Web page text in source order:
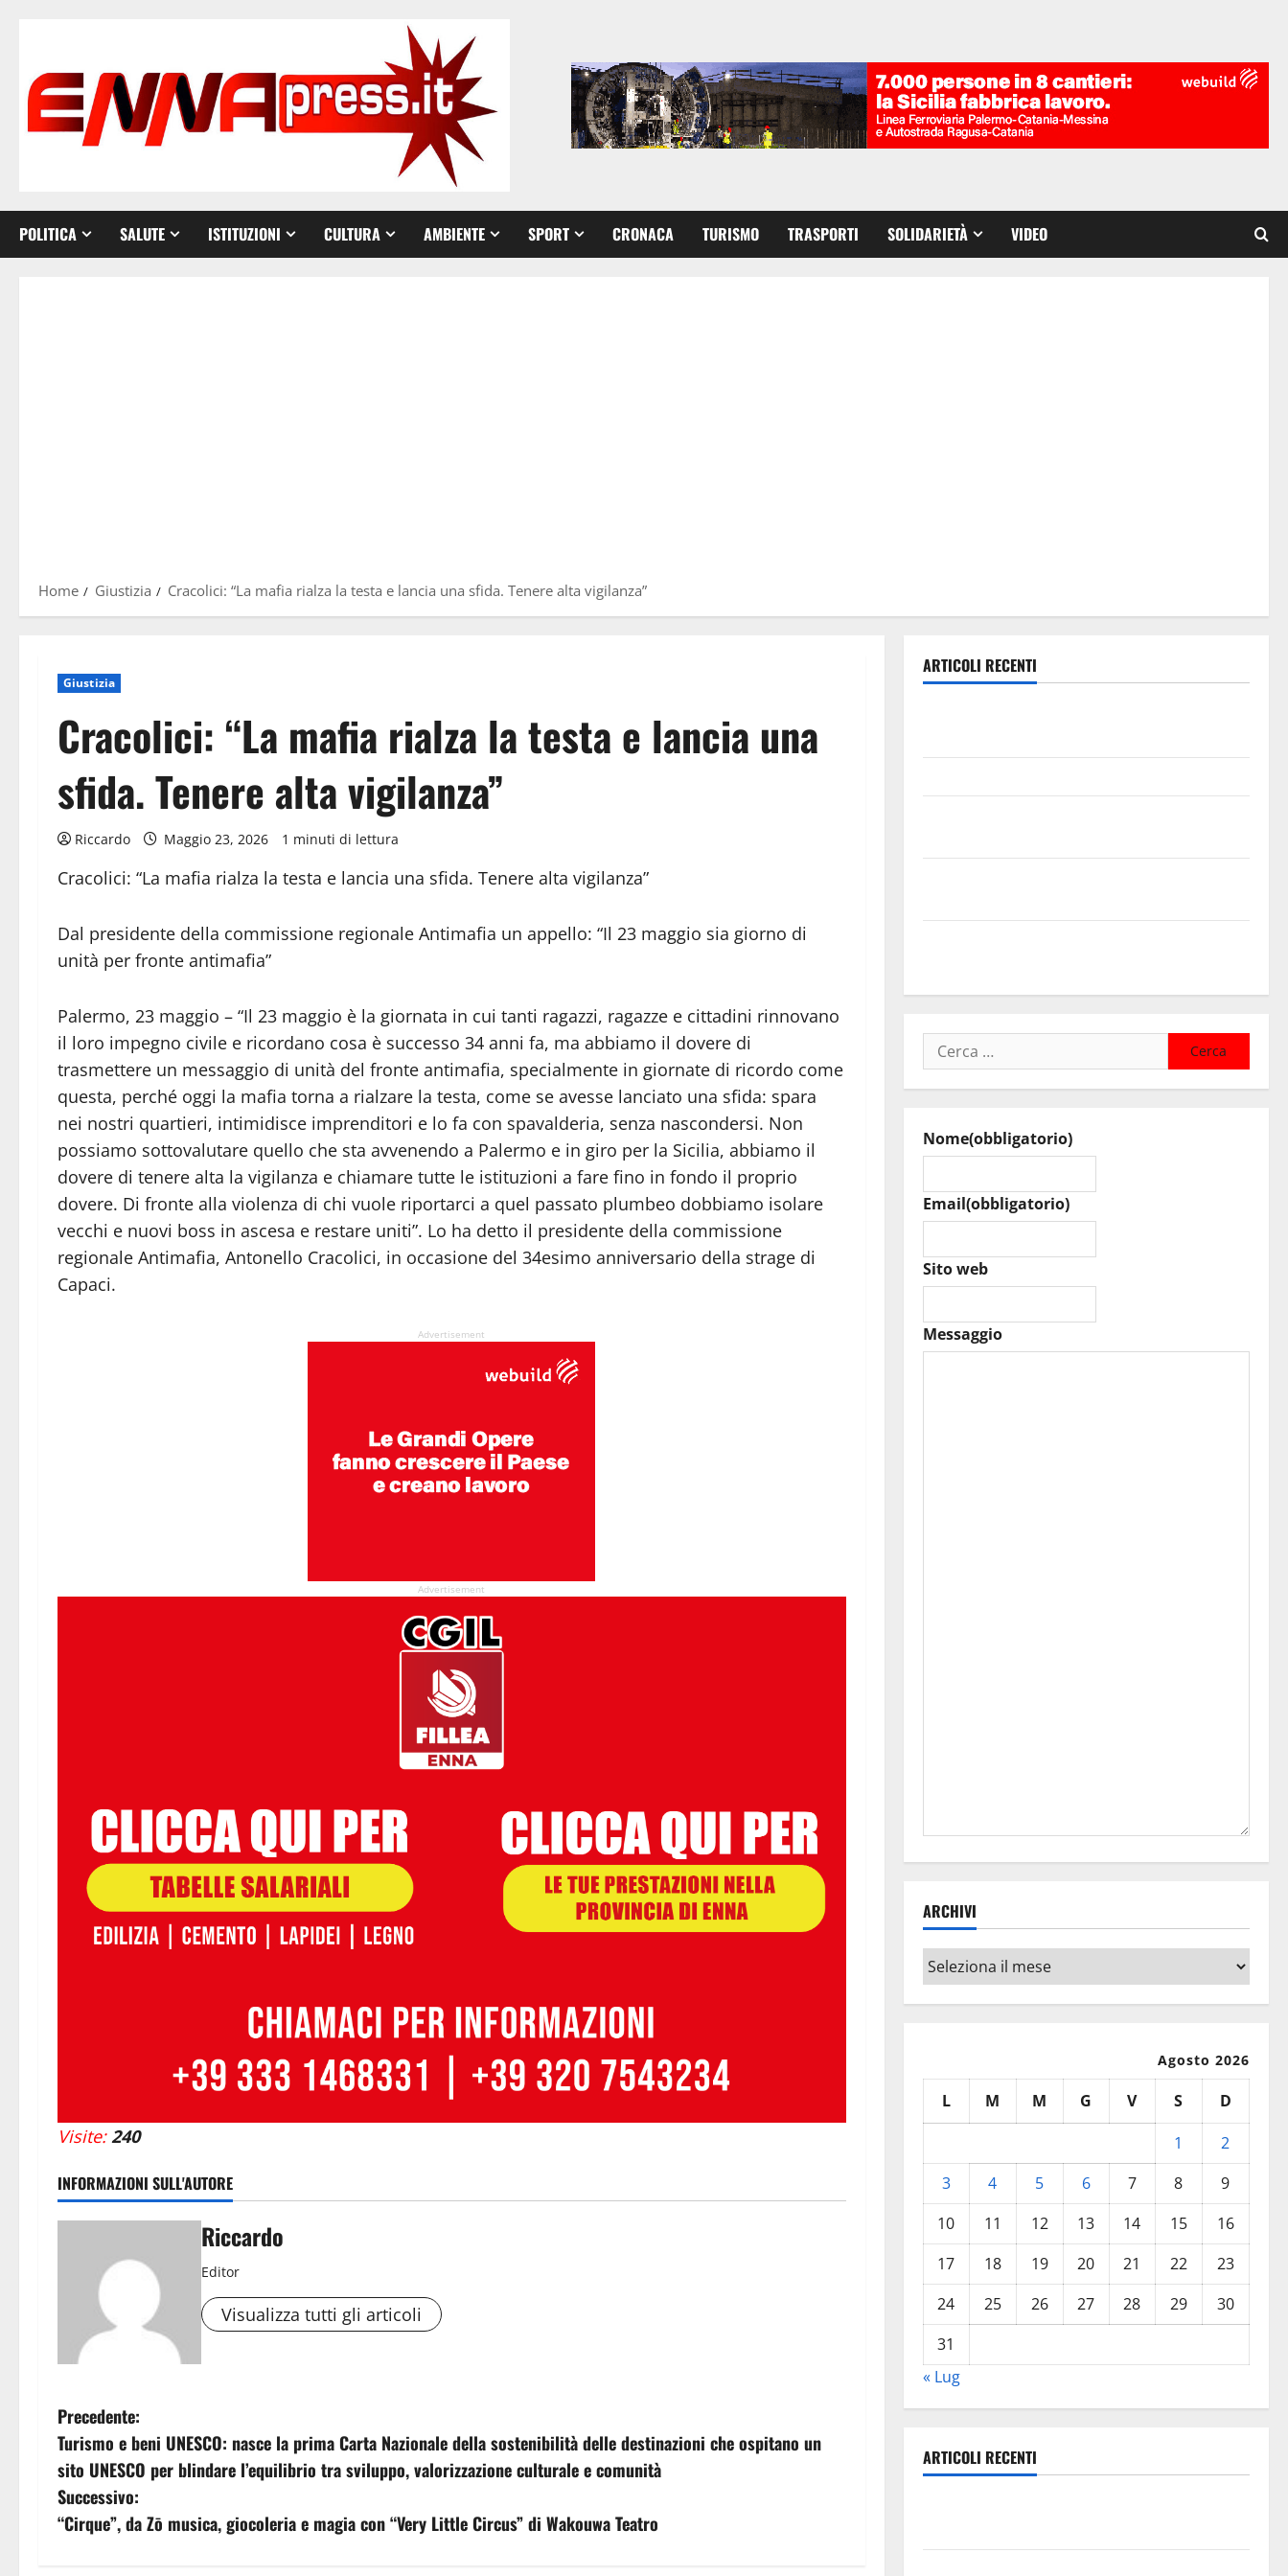
POLITICA SALUTE ISTITUZIONI CULTURA AMBIENTE SPORT CRONACA TURISMO TRASPORTI SOLIDARIETÀ VIDEO
Home Giustizia Cracolici: “La mafia rialza la testa e lancia una sfida. Tenere alta vigilanza”
Giustizia
Cracolici: “La mafia rialza la testa e lancia una
sfida. Tenere alta vigilanza”
Riccardo Maggio 23, 2026 1 minuti di lettura
Cracolici: “La mafia rialza la testa e lancia una sfida. Tenere alta vigilanza”
Dal presidente della commissione regionale Antimafia un appello: “Il 23 maggio sia giorno di
unità per fronte antimafia”
Palermo, 23 maggio – “Il 23 maggio è la giornata in cui tanti ragazzi, ragazze e cittadini rinnovano
il loro impegno civile e ricordano cosa è successo 34 anni fa, ma abbiamo il dovere di
trasmettere un messaggio di unità del fronte antimafia, specialmente in giornate di ricordo come
questa, perché oggi la mafia torna a rialzare la testa, come se avesse lanciato una sfida: spara
nei nostri quartieri, intimidisce imprenditori e lo fa con spavalderia, senza nascondersi. Non
possiamo sottovalutare quello che sta avvenendo a Palermo e in giro per la Sicilia, abbiamo il
dovere di tenere alta la vigilanza e chiamare tutte le istituzioni a fare fino in fondo il proprio
dovere. Di fronte alla violenza di chi vuole riportarci a quel passato plumbeo dobbiamo isolare
vecchi e nuovi boss in ascesa e restare uniti”. Lo ha detto il presidente della commissione
regionale Antimafia, Antonello Cracolici, in occasione del 34esimo anniversario della strage di
Capaci.
Advertisement
Advertisement
Visite: 240
INFORMAZIONI SULL'AUTORE
Riccardo
Editor
Visualizza tutti gli articoli
N
a
v
Precedente:
Turismo e beni UNESCO: nasce la prima Carta Nazionale della sostenibilità delle destinazioni che ospitano un
sito UNESCO per blindare l’equilibrio tra sviluppo, valorizzazione culturale e comunità
Successivo:
“Cirque”, da Zō musica, giocoleria e magia con “Very Little Circus” di Wakouwa Teatro
ARTICOLI RECENTI
Ricerca
per:
Nome(obbligatorio)
Email(obbligatorio)
Sito web
Messaggio
ARCHIVI
Archivi
Agosto 2026
L M M G V S
D
1
2
3
4 5 6 7 8
9
10
11 12 13 14 15
16
17
18 19 20 21 22
23
24
25 26 27 28 29
30
31
« Lug
ARTICOLI RECENTI